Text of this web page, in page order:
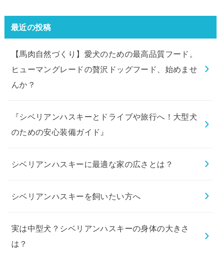
最近の投稿
【馬肉自然づくり】愛犬のための最高品質フード。
ヒューマングレードの贅沢ドッグフード、始めませ
んか？
『シベリアンハスキーとドライブや旅行へ！大型犬
のための安心装備ガイド』
シベリアンハスキーに最適な家の広さとは？
シベリアンハスキーを飼いたい方へ
実は中型犬？シベリアンハスキーの身体の大きさ
は？